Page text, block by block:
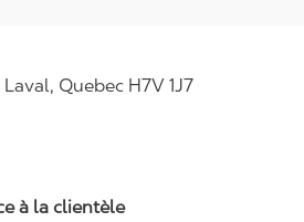
Quebec H7V 1J7
à la clientèle